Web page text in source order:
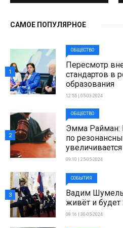
САМОЕ ПОПУЛЯРНОЕ
ОБЩЕСТВО
Пересмотр
стандартов в
образования
12:55 | 05-03-2024
1
ОБЩЕСТВО
Эмма Райман:
по
09:10 | 25-05-2024
2
СОБЫТИЯ
Вадим
живёт и будет
08:16 | 30-05-2024
3